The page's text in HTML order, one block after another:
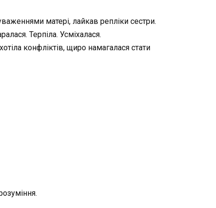
матері, лайкав репліки сестри.
Терпіла. Усміхалася.
конфліктів, щиро намагалася стати